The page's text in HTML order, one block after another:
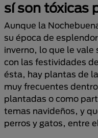
sí son tóxicas
Aunque la
su época de
inverno, lo que le vale
con las festividades
ésta, hay plantas de
muy frecuentes
plantadas o como
temas navideños, y
perros y gatos, entre